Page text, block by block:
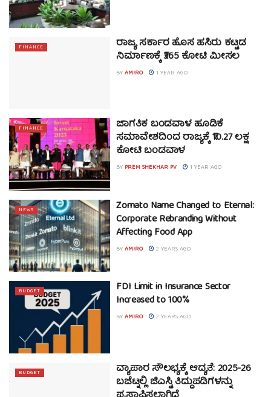
FINANCE ರಾಜ್ಯ ಸರ್ಕಾರ ಹೊಸ ಹಸಿರು ಕಟ್ಟಡ
ನಿರ್ಮಾಣಕ್ಕೆ ₹365 ಕೋಟಿ ಮೀಸಲ
BYAMIRO 1 YEAR AGO
FINANCE ಜಾಗತಿಕ ಬಂಡವಾಳ ಹೂಡಿಕೆ
ಸಮಾವೇಶದಿಂದ ರಾಜ್ಯಕ್ಕೆ ₹10.27 ಲಕ್ಷ
ಕೋಟಿ ಬಂಡವಾಳ
BY PREM SHEKHAR PV 1 YEAR AGO
NEWS Zomato Name Changed to Eternal:
Corporate Rebranding Without
Affecting Food App
BYAMIRO 2 YEARS AGO
BUDGET FDI Limit in Insurance Sector
Increased to 100%
BYAMIRO 2 YEARS AGO
BUDGET ವ್ಯಾಪಾರ ಸೌಲಭ್ಯಕ್ಕೆ ಆದ್ಯತೆ: 2025-26
ಬಜೆಟ್ನಲ್ಲಿ ಜಿಎಸ್ಟಿ ತಿದ್ದುಪಡಿಗಳನ್ನು